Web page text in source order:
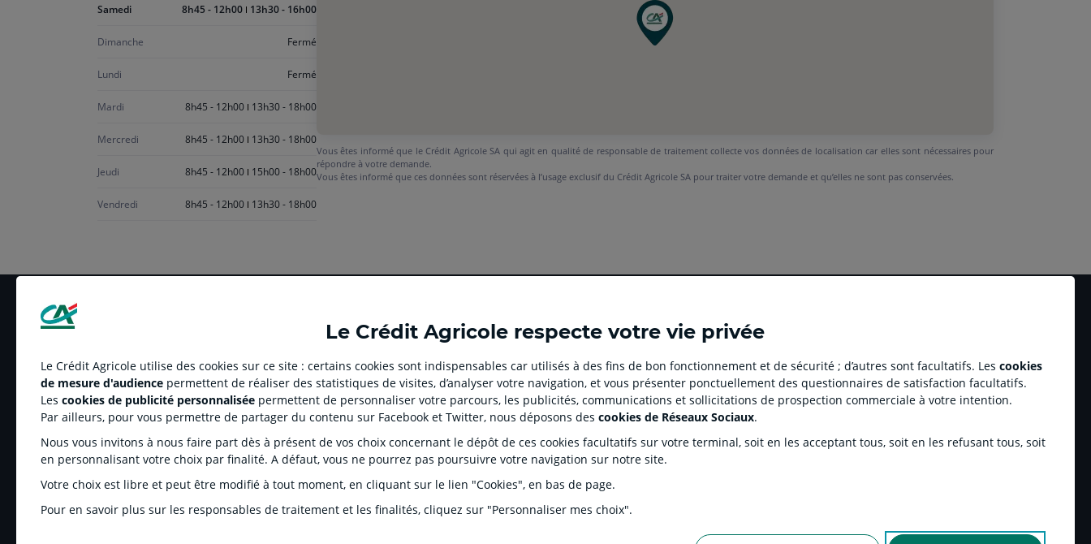
Le Crédit Agricole respecte votre vie privée
Le Crédit Agricole utilise des cookies sur ce site : certains cookies sont indispensables car utilisés à des fins de bon fonctionnement et de sécurité ; d’autres sont facultatifs. Les cookies
de mesure d'audience permettent de réaliser des statistiques de visites, d’analyser votre navigation, et vous présenter ponctuellement des questionnaires de satisfaction facultatifs.
Les cookies de publicité personnalisée permettent de personnaliser votre parcours, les publicités, communications et sollicitations de prospection commerciale à votre intention.
Par ailleurs, pour vous permettre de partager du contenu sur Facebook et Twitter, nous déposons des cookies de Réseaux Sociaux.
Nous vous invitons à nous faire part dès à présent de vos choix concernant le dépôt de ces cookies facultatifs sur votre terminal, soit en les acceptant tous, soit en les refusant tous, soit
en personnalisant votre choix par finalité. A défaut, vous ne pourrez pas poursuivre votre navigation sur notre site.
Votre choix est libre et peut être modifié à tout moment, en cliquant sur le lien "Cookies", en bas de page.
Pour en savoir plus sur les responsables de traitement et les finalités, cliquez sur "Personnaliser mes choix".
SamediAujourd'hui8h45 - 12h00 13h30 - 16h00
Dimanche Fermé
Lundi Fermé
Mardi 8h45 - 12h00 13h30 - 18h00
Mercredi 8h45 - 12h00 13h30 - 18h00
Jeudi 8h45 - 12h00 15h00 - 18h00
Vendredi 8h45 - 12h00 13h30 - 18h00
Vous êtes informé que le Crédit Agricole SA qui agit en qualité de responsable de traitement collecte vos données de localisation car elles sont nécessaires pour
répondre à votre demande.
Vous êtes informé que ces données sont réservées à l’usage exclusif du Crédit Agricole SA pour traiter votre demande et qu’elles ne sont pas conservées.
Ouvert
dans
un
nouvel
onglet
:
aller
sur
la
page
facebook
dans
un
nouvel
onglet
:
Aller
sur
la
page
instagram
Ouvert
dans
un
nouvel
onglet
:
aller
sur
la
page
youtube
Ouvert
dans
un
nouvel
onglet
:
aller
sur
page
twitter
Ouvert
dans
un
nouvel
onglet
:
Aller
sur
LE CREDIT AGRICOLE
Banque coopérative
Charte éthique
Groupe Crédit Agricole
Recrutement
RELATION BANQUE CLIENT
Réclamation et médiation
Informations réglementaires
Fonds de Garantie des Dépôts et de Résolution (FGDR)
Rétractation-Résiliation
SITES SPECIALISES
Prêt immobilier en ligne
Agences immobilières Square
Habitat
Service de télésurveillance
Réseau professionnel Youzful
Partenariats sportifs
Accessibilité numérique du site